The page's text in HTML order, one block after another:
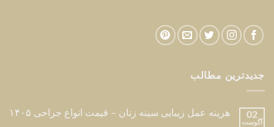
جدیدترین مطالب
02
آگوست
هزینه عمل زیبایی سینه زنان – قیمت انواع جراحی ۱۴۰۵